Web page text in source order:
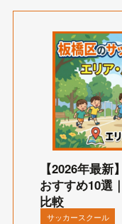
【2026年最
おすすめ10選
比較
サッカースクール